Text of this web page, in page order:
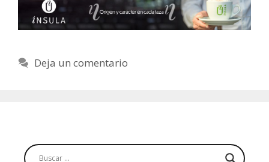
Deja un comentario